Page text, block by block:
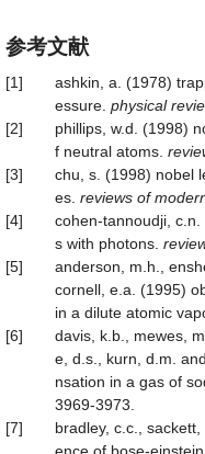
参考文献
[1]
ashkin, a. (1978)
essure. physical
[2]
phillips, w.d. (1998)
f neutral atoms.
[3]
chu, s. (1998) nobel
es. reviews of
[4]
cohen-tannoudji,
s with photons.
[5]
anderson, m.h.,
cornell, e.a. (1995)
in a dilute atomic
[6]
davis, k.b., mewes,
e, d.s., kurn, d.m.
nsation in a gas of
3969-3973.
[7]
bradley, c.c.,
ence of bose-